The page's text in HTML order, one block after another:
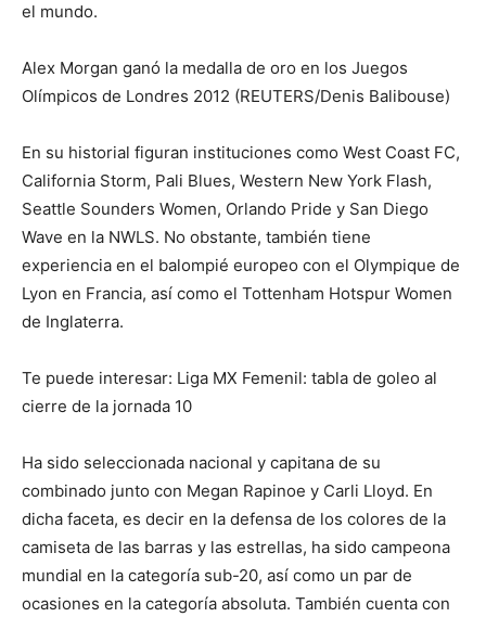
el mundo.
Alex Morgan ganó la medalla de oro en los Juegos
Olímpicos de Londres 2012 (REUTERS/Denis Balibouse)
En su historial figuran instituciones como West Coast FC,
California Storm, Pali Blues, Western New York Flash,
Seattle Sounders Women, Orlando Pride y San Diego
Wave en la NWLS. No obstante, también tiene
experiencia en el balompié europeo con el Olympique de
Lyon en Francia, así como el Tottenham Hotspur Women
de Inglaterra.
Te puede interesar: Liga MX Femenil: tabla de goleo al
cierre de la jornada 10
Ha sido seleccionada nacional y capitana de su
combinado junto con Megan Rapinoe y Carli Lloyd. En
dicha faceta, es decir en la defensa de los colores de la
camiseta de las barras y las estrellas, ha sido campeona
mundial en la categoría sub-20, así como un par de
ocasiones en la categoría absoluta. También cuenta con